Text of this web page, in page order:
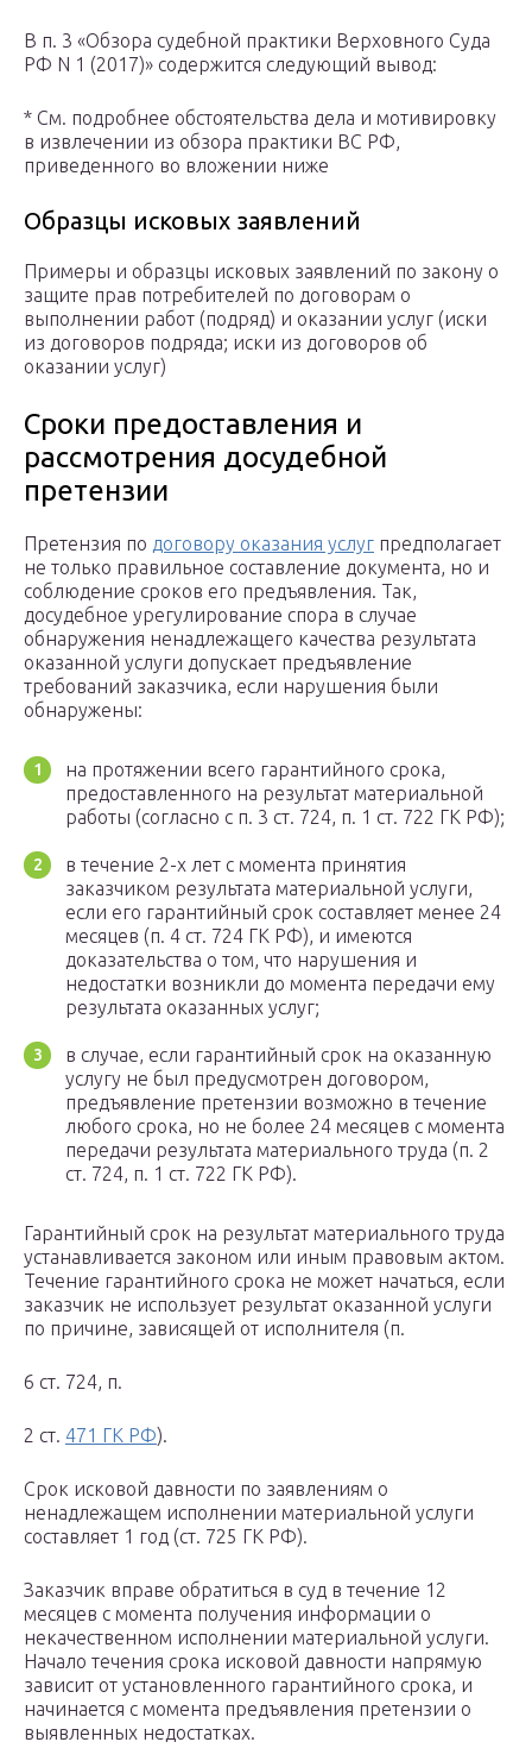
В п. 3 «Обзора судебной практики Верховного Суда
РФ N 1 (2017)» содержится следующий вывод:
* См. подробнее обстоятельства дела и мотивировку
в извлечении из обзора практики ВС РФ,
приведенного во вложении ниже
Образцы исковых заявлений
Примеры и образцы исковых заявлений по закону о
защите прав потребителей по договорам о
выполнении работ (подряд) и оказании услуг (иски
из договоров подряда; иски из договоров об
оказании услуг)
Сроки предоставления и
рассмотрения досудебной
претензии
Претензия по договору оказания услуг предполагает
не только правильное составление документа, но и
соблюдение сроков его предъявления. Так,
досудебное урегулирование спора в случае
обнаружения ненадлежащего качества результата
оказанной услуги допускает предъявление
требований заказчика, если нарушения были
обнаружены:
на протяжении всего гарантийного срока,
предоставленного на результат материальной
работы (согласно с п. 3 ст. 724, п. 1 ст. 722 ГК РФ);
в течение 2-х лет с момента принятия
заказчиком результата материальной услуги,
если его гарантийный срок составляет менее 24
месяцев (п. 4 ст. 724 ГК РФ), и имеются
доказательства о том, что нарушения и
недостатки возникли до момента передачи ему
результата оказанных услуг;
в случае, если гарантийный срок на оказанную
услугу не был предусмотрен договором,
предъявление претензии возможно в течение
любого срока, но не более 24 месяцев с момента
передачи результата материального труда (п. 2
ст. 724, п. 1 ст. 722 ГК РФ).
Гарантийный срок на результат материального труда
устанавливается законом или иным правовым актом.
Течение гарантийного срока не может начаться, если
заказчик не использует результат оказанной услуги
по причине, зависящей от исполнителя (п.
6 ст. 724, п.
2 ст. 471 ГК РФ).
Срок исковой давности по заявлениям о
ненадлежащем исполнении материальной услуги
составляет 1 год (ст. 725 ГК РФ).
Заказчик вправе обратиться в суд в течение 12
месяцев с момента получения информации о
некачественном исполнении материальной услуги.
Начало течения срока исковой давности напрямую
зависит от установленного гарантийного срока, и
начинается с момента предъявления претензии о
выявленных недостатках.